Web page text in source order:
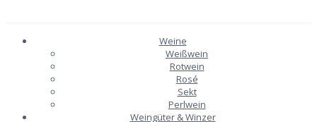
Weine
Weißwein
Rotwein
Rosé
Sekt
Perlwein
Weingüter & Winzer